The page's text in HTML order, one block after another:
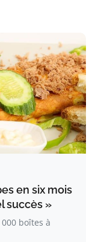
en six mois
succès »
boîtes à